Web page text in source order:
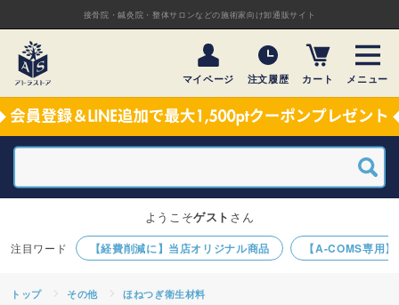
接骨院・鍼灸院・整体サロンなどの施術家向け卸通販サイト
マイページ 注文履歴 カート メニュー
【経費削減に】当店オリジナル商品 【A-COMS専用
ようこそゲスト さん
トップ その他 ほねつぎ衛生材料